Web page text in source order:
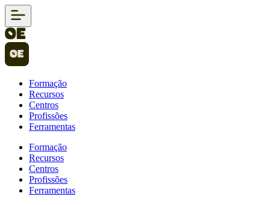
Formação
Recursos
Centros
Profissões
Ferramentas
Formação
Recursos
Centros
Profissões
Ferramentas